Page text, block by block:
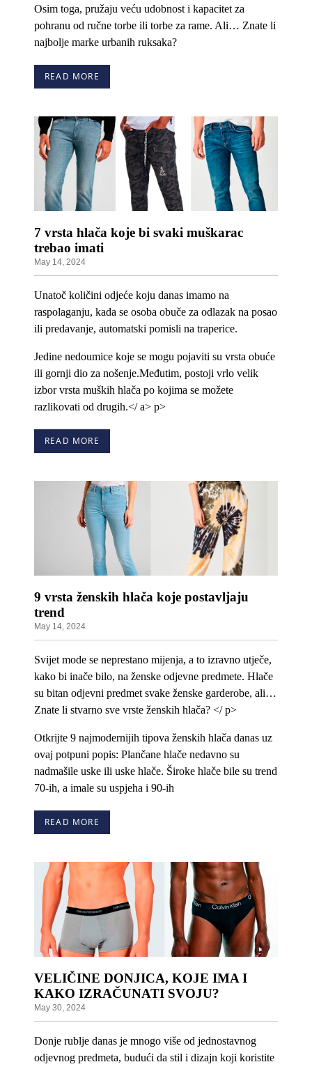
Osim toga, pružaju veću udobnost i kapacitet za
pohranu od ručne torbe ili torbe za rame. Ali… Znate li
najbolje marke urbanih ruksaka?
READ MORE
7 vrsta hlača koje bi svaki muškarac
trebao imati
May 14, 2024
Unatoč količini odjeće koju danas imamo na
raspolaganju, kada se osoba obuče za odlazak na posao
ili predavanje, automatski pomisli na traperice.
Jedine nedoumice koje se mogu pojaviti su vrsta obuće
ili gornji dio za nošenje.Međutim, postoji vrlo velik
izbor vrsta muških hlača po kojima se možete
razlikovati od drugih.</ a> p>
READ MORE
9 vrsta ženskih hlača koje postavljaju
trend
May 14, 2024
Svijet mode se neprestano mijenja, a to izravno utječe,
kako bi inače bilo, na ženske odjevne predmete. Hlače
su bitan odjevni predmet svake ženske garderobe, ali…
Znate li stvarno sve vrste ženskih hlača? </ p>
Otkrijte 9 najmodernijih tipova ženskih hlača danas uz
ovaj potpuni popis: Plančane hlače nedavno su
nadmašile uske ili uske hlače. Široke hlače bile su trend
70-ih, a imale su uspjeha i 90-ih
READ MORE
VELIČINE DONJICA, KOJE IMA I
KAKO IZRAČUNATI SVOJU?
May 30, 2024
Donje rublje danas je mnogo više od jednostavnog
odjevnog predmeta, budući da stil i dizajn koji koristite